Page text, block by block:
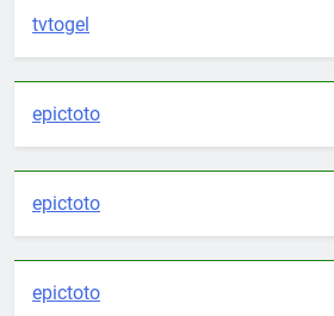
tvtogel
epictoto
epictoto
epictoto